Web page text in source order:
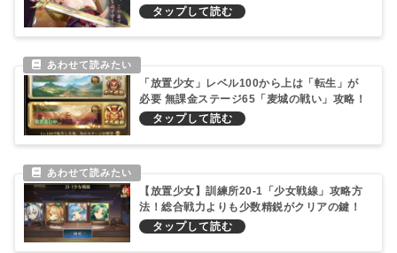
るRPGで楽しい！
「放置少女」レベル100から上は「転生」が
必要 無課金ステージ65「麦城の戦い」攻略！
【放置少女】訓練所20-1「少女戦線」攻略方
法！総合戦力よりも少数精鋭がクリアの鍵！